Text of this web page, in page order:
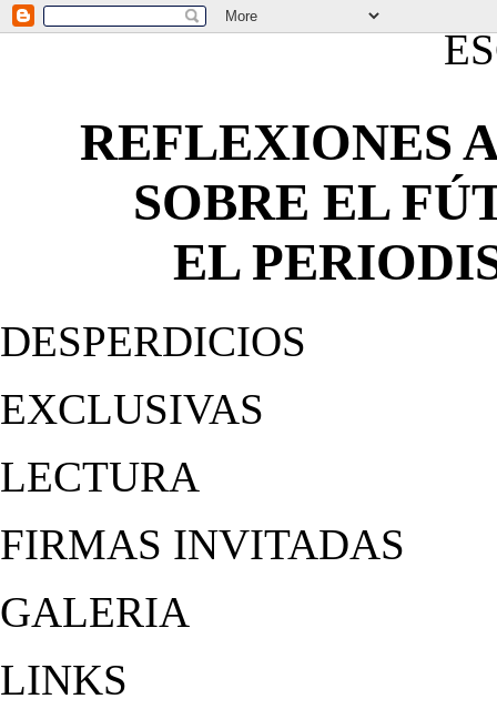
REFLEXIONES
SOBRE EL
EL
DESPERDICIOS
EXCLUSIVAS
LECTURA
FIRMAS INVITADAS
GALERIA
LINKS